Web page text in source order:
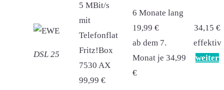
DSL 25
5 MBit/s
mit
Telefonflat
Fritz!Box
7530 AX
99,99 €
6 Monate lang
19,99 €
ab dem 7.
Monat je 34,99
€
34,15 €
effektiv
weiter